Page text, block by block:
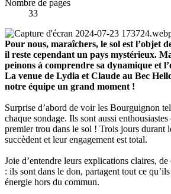
Nombre de pages
33
Pour nous, maraîchers, le sol est l’objet
il reste cependant un pays mystérieux.
peinons à comprendre sa dynamique et
La venue de Lydia et Claude au Bec
notre équipe un grand moment !
Surprise d’abord de voir les Bourguignon
chaque sondage. Ils sont aussi
premier trou dans le sol ! Trois jours durant
succèdent et leur engagement est total.
Joie d’entendre leurs explications claires,
: ils sont dans le don, partagent tout ce
énergie hors du commun.